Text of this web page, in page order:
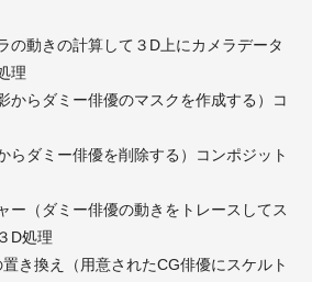
の動きの計算して３D上にカメラデータ
理
からダミー俳優のマスクを作成する）コ
らダミー俳優を削除する）コンポジット
ー（ダミー俳優の動きをトレースしてス
D処理
き換え（用意されたCG俳優にスケルト